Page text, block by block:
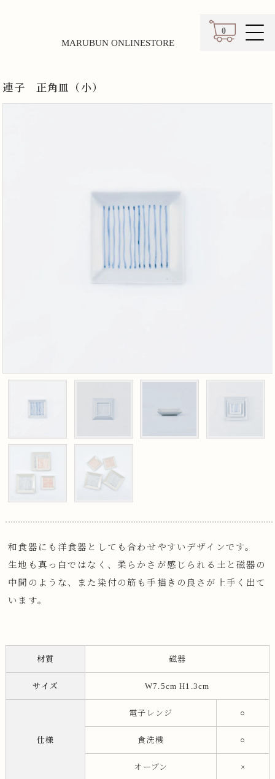
0
カート
MARUBUN ONLINESTORE
連子 正角皿（小）
和食器にも洋食器としても合わせやすいデザインです。
生地も真っ白ではなく、柔らかさが感じられる土と磁器の
中間のような、また染付の筋も手描きの良さが上手く出て
います。
材質 磁器
サイズ W7.5cm H1.3cm
仕様
電子レンジ ○
食洗機 ○
オーブン ×